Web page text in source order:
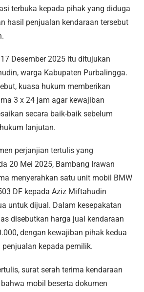
terbuka kepada pihak yang diduga
hasil penjualan kendaraan tersebut
Desember 2025 itu ditujukan
warga Kabupaten Purbalingga.
kuasa hukum memberikan
3 x 24 jam agar kewajiban
secara baik-baik sebelum
lanjutan.
perjanjian tertulis yang
20 Mei 2025, Bambang Irawan
menyerahkan satu unit mobil BMW
DF kepada Aziz Miftahudin
untuk dijual. Dalam kesepakatan
disebutkan harga jual kendaraan
dengan kewajiban pihak kedua
kepada pemilik.
surat serah terima kendaraan
mobil beserta dokumen